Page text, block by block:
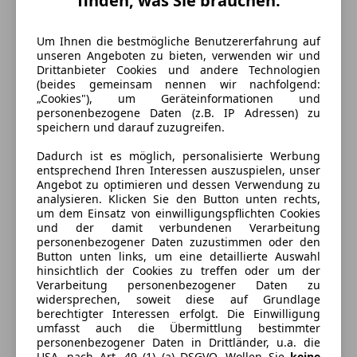
Energieverbrauch
Kraftstoff
Elektro
CO₂-Emissionen
0 g/km (komb.)
Ausstattung
Komfort
Einparkhilfe
Mehr anzeigen
Um Ihnen die bestmögliche Benutzererfahrung auf
unseren Angeboten zu bieten, verwenden wir und
Drittanbieter Cookies und andere Technologien
(beides gemeinsam nennen wir nachfolgend:
„Cookies"), um Geräteinformationen und
personenbezogene Daten (z.B. IP Adressen) zu
speichern und darauf zuzugreifen.
Dadurch ist es möglich, personalisierte Werbung
entsprechend Ihren Interessen auszuspielen, unser
Angebot zu optimieren und dessen Verwendung zu
analysieren. Klicken Sie den Button unten rechts,
um dem Einsatz von einwilligungspflichten Cookies
und der damit verbundenen Verarbeitung
personenbezogener Daten zuzustimmen oder den
Button unten links, um eine detaillierte Auswahl
hinsichtlich der Cookies zu treffen oder um der
Verarbeitung personenbezogener Daten zu
widersprechen, soweit diese auf Grundlage
berechtigter Interessen erfolgt. Die Einwilligung
umfasst auch die Übermittlung bestimmter
personenbezogener Daten in Drittländer, u.a. die